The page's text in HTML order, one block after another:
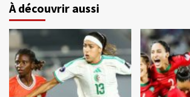
À découvrir aussi